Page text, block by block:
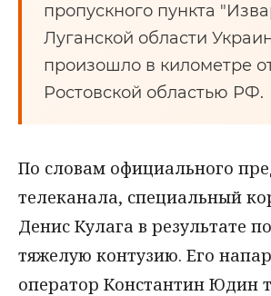
пропускного пункта
Луганской области
произошло в километре
Ростовской областью РФ.
По словам официального
телеканала, специальный
Денис Кулага в результате
тяжелую контузию. Его
оператор Константин Юдин